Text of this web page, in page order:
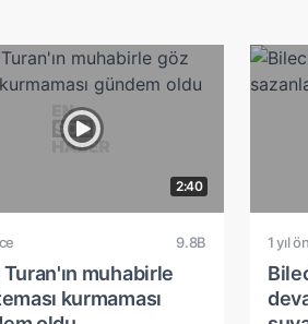
2:40
9.8B
muhabirle
kurmaması
1 yıl